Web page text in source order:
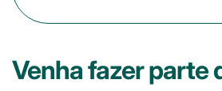
Venha fazer parte